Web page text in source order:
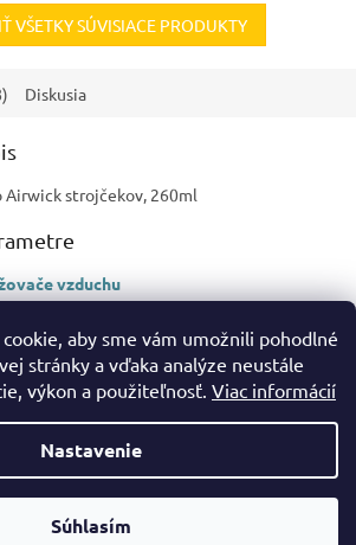
aby sme vám umožnili pohodlné
stránky a vďaka analýze neustále
výkon a použiteľnosť. Viac informácií
Nastavenie
Súhlasím
VŠETKY SÚVISIACE PRODUKTY
Diskusia
Airwick strojčekov, 260ml
vzduchu
Vytvoril Shoptet
bramos.sk. Všetky práva vyhradené.